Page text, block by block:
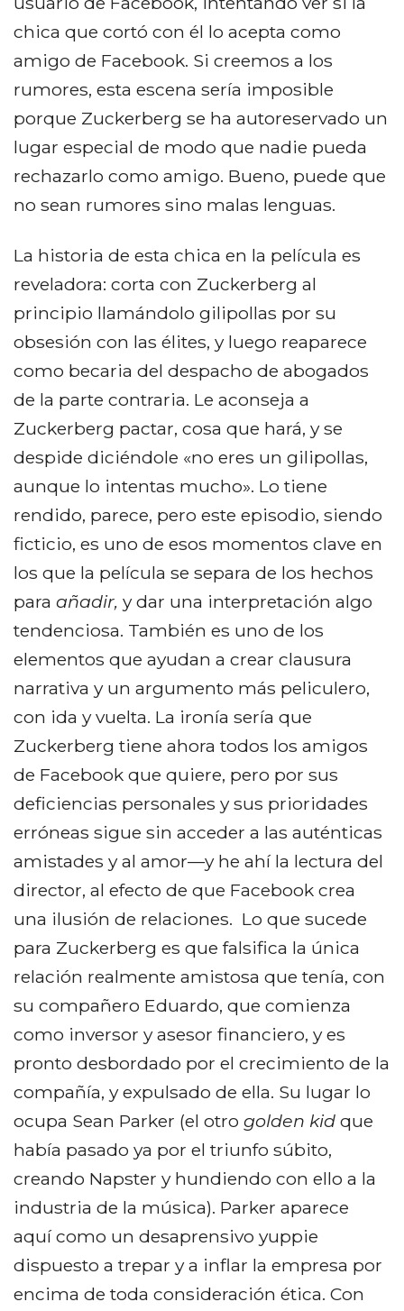
chica que cortó con él lo acepta como
amigo de Facebook. Si creemos a los
rumores, esta escena sería imposible
porque Zuckerberg se ha autoreservado un
lugar especial de modo que nadie pueda
rechazarlo como amigo. Bueno, puede que
no sean rumores sino malas lenguas.
La historia de esta chica en la película es
reveladora: corta con Zuckerberg al
principio llamándolo gilipollas por su
obsesión con las élites, y luego reaparece
como becaria del despacho de abogados
de la parte contraria. Le aconseja a
Zuckerberg pactar, cosa que hará, y se
despide diciéndole «no eres un gilipollas,
aunque lo intentas mucho». Lo tiene
rendido, parece, pero este episodio, siendo
ficticio, es uno de esos momentos clave en
los que la película se separa de los hechos
para añadir, y dar una interpretación algo
tendenciosa. También es uno de los
elementos que ayudan a crear clausura
narrativa y un argumento más peliculero,
con ida y vuelta. La ironía sería que
Zuckerberg tiene ahora todos los amigos
de Facebook que quiere, pero por sus
deficiencias personales y sus prioridades
erróneas sigue sin acceder a las auténticas
amistades y al amor—y he ahí la lectura del
director, al efecto de que Facebook crea
una ilusión de relaciones. Lo que sucede
para Zuckerberg es que falsifica la única
relación realmente amistosa que tenía, con
su compañero Eduardo, que comienza
como inversor y asesor financiero, y es
pronto desbordado por el crecimiento de la
compañía, y expulsado de ella. Su lugar lo
ocupa Sean Parker (el otro golden kid que
había pasado ya por el triunfo súbito,
creando Napster y hundiendo con ello a la
industria de la música). Parker aparece
aquí como un desaprensivo yuppie
dispuesto a trepar y a inflar la empresa por
encima de toda consideración ética. Con